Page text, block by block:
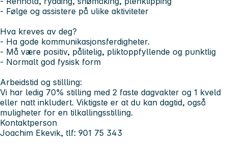
- Følge og assistere på ulike aktiviteter
Hva kreves av deg?
- Ha gode kommunikasjonsferdigheter.
- Må være positiv, pålitelig, pliktoppfyllende og punktlig
- Normalt god fysisk form
Arbeidstid og stillling:
Vi har ledig 70% stilling med 2 faste dagvakter og 1 kveld
eller natt inkludert. Viktigste er at du kan dagtid, også
muligheter for en tilkallingsstilling.
Kontaktperson
Joachim Ekevik, tlf: 901 75 343